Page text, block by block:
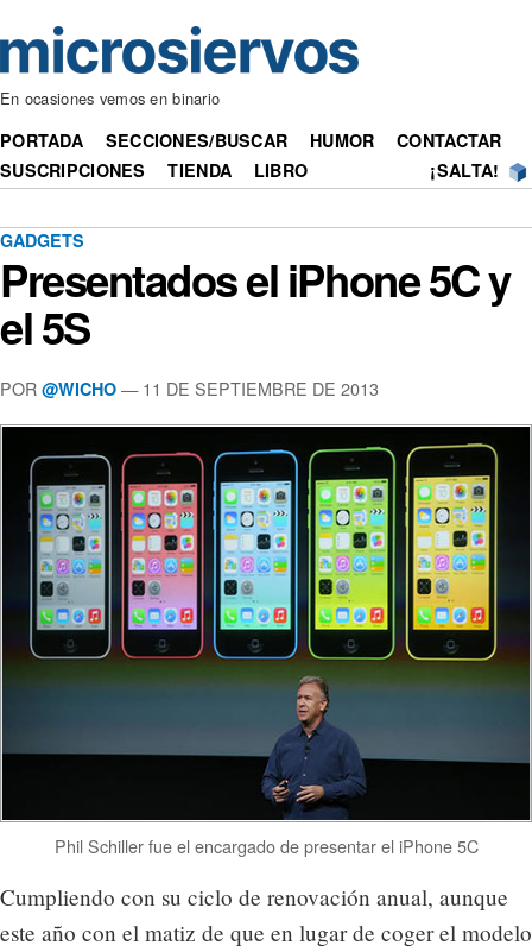
En ocasiones vemos en binario
PORTADA SECCIONES/BUSCAR HUMOR
CONTACTAR
SUSCRIPCIONES
TIENDA LIBRO ¡SALTA!
GADGETS
Presentados el iPhone 5C y
el 5S
POR @WICHO — 11 DE SEPTIEMBRE DE 2013
Phil Schiller fue el encargado de presentar el iPhone 5C
Cumpliendo con su ciclo de renovación anual, aunque
este año con el matiz de que en lugar de coger el modelo